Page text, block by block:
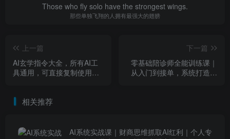
Those who fly solo have the strongest wings.
那些单独飞翔的人拥有最强大的翅膀
上一篇
AI玄学指令大全，所有AI工
具通用，可直接复制使用，
下一篇
零基础陪诊师全能训练课｜
从入门到接单，系统打造职
相关推荐
AI系统实战课｜财商思维抓取AI红利｜个人专